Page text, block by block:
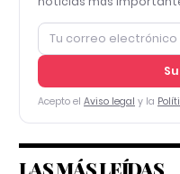
Acepto el Aviso legal y la
LAS MÁS LEÍDAS